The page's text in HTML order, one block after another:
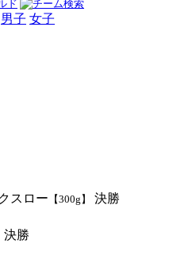
男子 女子
スロー 【300g】
決勝
決勝